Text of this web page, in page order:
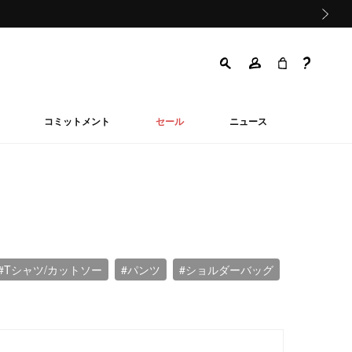
コミットメント セール ニュース
シャツ/カットソー #パンツ #ショルダーバッグ